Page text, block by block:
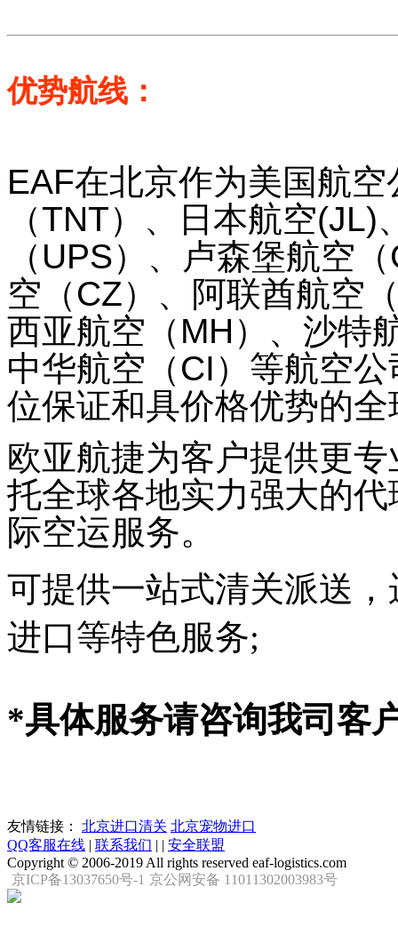
优势航线：
EAF在北京作为美国航
（TNT）、日本航空
（UPS）、卢森堡航空
空（CZ）、阿联酋航空
西亚航空（MH）、沙特
中华航空（CI）等航空
位保证和具价格优势的
欧亚航捷为客户提供更
托全球各地实力强大的
际空运服务。
可提供一站式清关派送
进口等特色服务;
*具体服务请咨询我司客
友情链接： 北京进口清关 北京宠物进口
QQ客服在线 | 联系我们 | | 安全联盟
Copyright © 2006-2019 All rights reserved eaf-logistics.com
京ICP备13037650号-1 京公网安备 11011302003983号